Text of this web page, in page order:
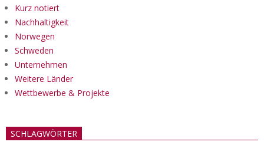
Kurz notiert
Nachhaltigkeit
Norwegen
Schweden
Unternehmen
Weitere Länder
Wettbewerbe & Projekte
SCHLAGWÖRTER